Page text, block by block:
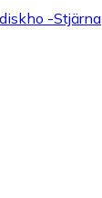
-Stjärna